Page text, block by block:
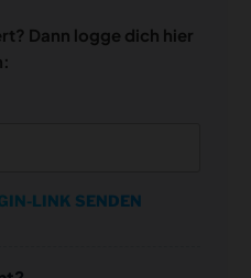
Dann logge dich hier
LINK SENDEN